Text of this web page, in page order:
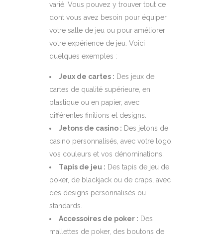
varié. Vous pouvez y trouver tout ce
dont vous avez besoin pour équiper
votre salle de jeu ou pour améliorer
votre expérience de jeu. Voici
quelques exemples :
Jeux de cartes : Des jeux de
cartes de qualité supérieure, en
plastique ou en papier, avec
différentes finitions et designs.
Jetons de casino : Des jetons de
casino personnalisés, avec votre logo,
vos couleurs et vos dénominations.
Tapis de jeu : Des tapis de jeu de
poker, de blackjack ou de craps, avec
des designs personnalisés ou
standards.
Accessoires de poker : Des
mallettes de poker, des boutons de